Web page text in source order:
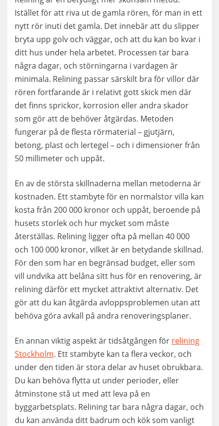
Istället för att riva ut de gamla rören, för man in ett
nytt rör inuti det gamla. Det innebär att du slipper
bryta upp golv och väggar, och att du kan bo kvar i
ditt hus under hela arbetet. Processen tar bara
några dagar, och störningarna i vardagen är
minimala. Relining passar särskilt bra för villor där
rören fortfarande är i relativt gott skick men där
det finns sprickor, korrosion eller andra skador
som gör att de behöver åtgärdas. Metoden
fungerar på de flesta rörmaterial – gjutjärn,
betong, plast och lertegel – och i dimensioner från
50 millimeter och uppåt.
En av de största skillnaderna mellan metoderna är
kostnaden. Ett stambyte för en normalstor villa kan
kosta från 200 000 kronor och uppåt, beroende på
husets storlek och hur mycket som måste
återställas. Relining ligger ofta på mellan 40 000
och 100 000 kronor, vilket är en betydande skillnad.
För den som har en begränsad budget, eller som
vill undvika att belåna sitt hus för en renovering, är
relining därför ett mycket attraktivt alternativ. Det
gör att du kan åtgärda avloppsproblemen utan att
behöva göra avkall på andra renoveringsplaner.
En annan viktig aspekt är tidsåtgången för relining
Stockholm. Ett stambyte kan ta flera veckor, och
under den tiden är stora delar av huset obrukbara.
Du kan behöva flytta ut under perioder, eller
åtminstone stå ut med att leva på en
byggarbetsplats. Relining tar bara några dagar, och
du kan använda ditt badrum och kök som vanligt